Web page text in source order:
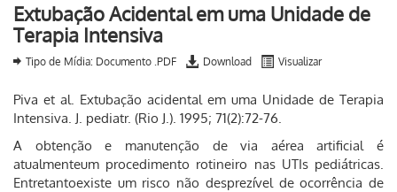
Extubação Acidental em uma Unidade de
Terapia Intensiva
Tipo de Mídia: Documento .PDF Download Visualizar
Piva et al. Extubação acidental em uma Unidade de Terapia
Intensiva. J. pediatr. (Rio J.). 1995; 71(2):72-76.
A obtenção e manutenção de via aérea artificial é
atualmenteum procedimento rotineiro nas UTIs pediátricas.
Entretantoexiste um risco não desprezível de ocorrência de